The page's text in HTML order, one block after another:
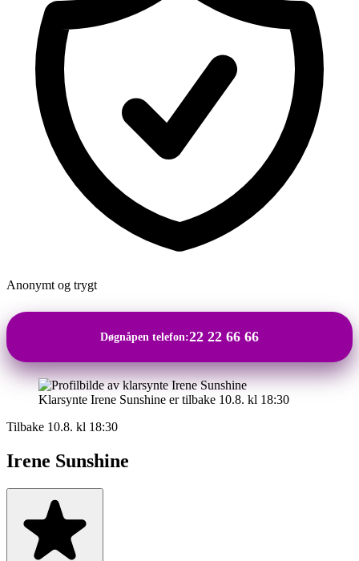
Anonymt og trygt
Døgnåpen telefon:22 22 66 66
Klarsynte Irene Sunshine er tilbake 10.8. kl 18:30
Tilbake 10.8. kl 18:30
Irene Sunshine